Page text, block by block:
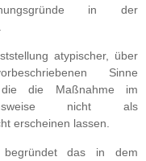
in der
atypischer, über
Sinne
die die Maßnahme im
nicht als
erscheinen lassen.
begründet das in dem